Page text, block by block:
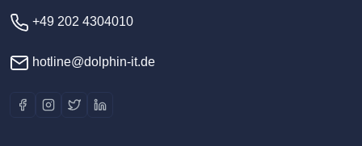
+49 202 4304010
hotline@dolphin-it.de